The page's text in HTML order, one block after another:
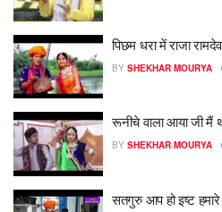
पिछम धरा में राजा
BY SHEKHAR MOURYA
रूनीचे वाला आया जी मैं
BY SHEKHAR MOURYA
सतगुरु आप हो इष्ट हमारे